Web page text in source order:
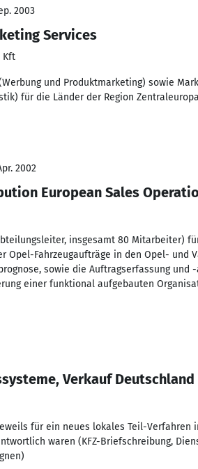
2003
Services
Kft
und Produktmarketing) sowie
für die Länder der Region
2002
European Sales
insgesamt 80 Mitarbeiter)
Opel-Fahrzeugaufträge in den Opel- und
sowie die Auftragserfassung
einer funktional aufgebauten
Verkauf Deutschland
für ein neues lokales Teil-Verfahren
waren (KFZ-Briefschreibung,